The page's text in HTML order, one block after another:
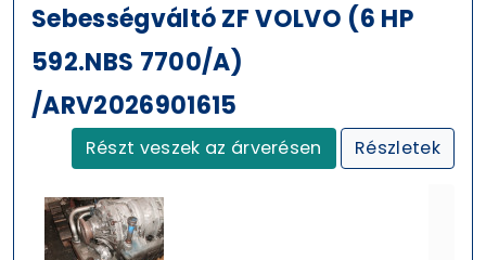
Sebességváltó ZF VOLVO (6 HP
592.NBS 7700/A)
/ARV2026901615
Részt veszek az árverésen Részletek